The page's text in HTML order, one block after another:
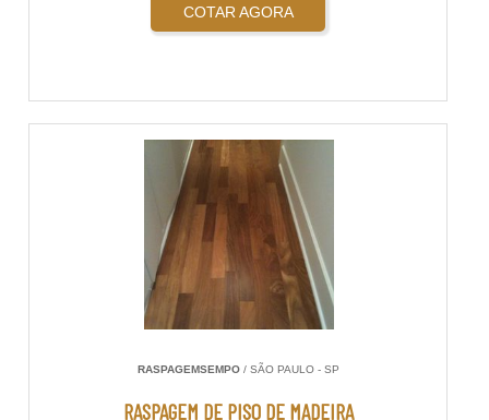
COTAR AGORA
RASPAGEMSEMPO/ SÃO PAULO - SP
RASPAGEM DE PISO DE MADEIRA